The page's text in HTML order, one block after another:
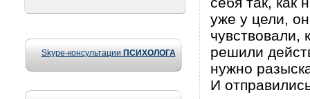
Skype-консультации ПСИХОЛОГА
уже у цели,
чувствовали,
решили
нужно
И